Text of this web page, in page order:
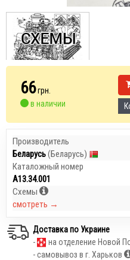
66грн.
в наличии
Производитель
Беларусь(Беларусь)
Каталожный номер
А13.34.001
Схемы
смотреть →
Доставка по Украине
-
на отделение Новой
- самовывоз в г. Харьков